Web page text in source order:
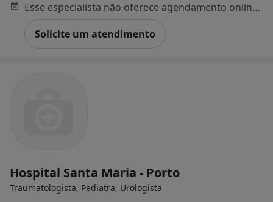
Esse especialista não oferece agendamento online para esse endereço.
Solicite um atendimento
Hospital Santa Maria - Porto
Traumatologista, Pediatra, Urologista